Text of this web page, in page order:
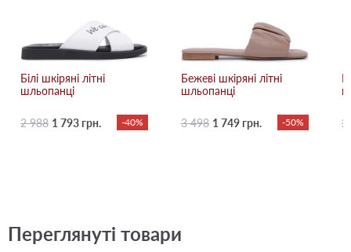
Білі шкіряні літні
шльопанці
2 988 1 793 грн. -40%
Бежевi шкіряні літні
шльопанці
3 498 1 749 грн. -50% 2
Переглянуті товари